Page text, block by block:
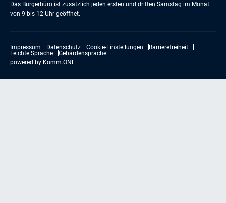
Das Bürgerbüro ist zusätzlich jeden ersten und dritten Samstag im Monat
von 9 bis 12 Uhr geöffnet.
Impressum Datenschutz Cookie-Einstellungen
Barrierefreiheit
Leichte Sprache
Gebärdensprache
powered by Komm.ONE